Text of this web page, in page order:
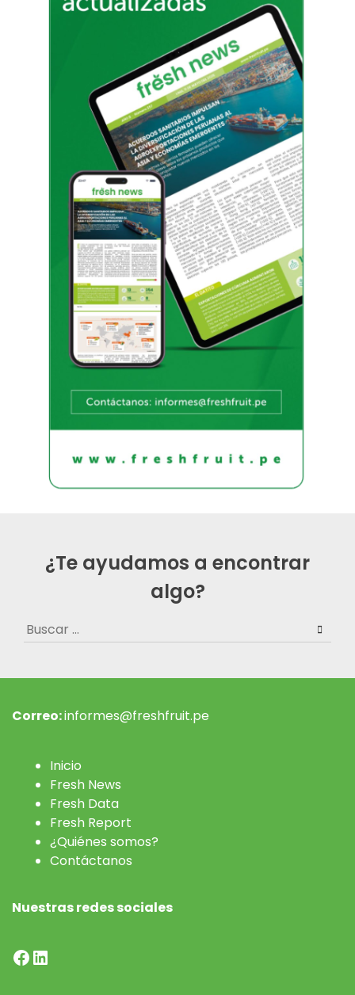
¿Te ayudamos a encontrar
algo?
Buscar:
Correo:informes@freshfruit.pe
Inicio
Fresh News
Fresh Data
Fresh Report
¿Quiénes somos?
Contáctanos
Nuestras redes sociales
Facebook
LinkedIn